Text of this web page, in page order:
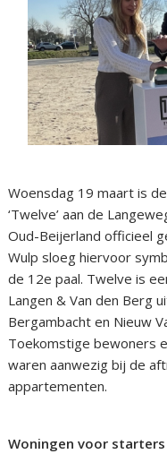
Woensdag 19 maart is
‘Twelve’ aan de
Oud-Beijerland officieel
Wulp sloeg hiervoor
de 12e paal. Twelve is
Langen & Van den Berg
Bergambacht en Nieuw
Toekomstige bewoners
waren aanwezig bij de
appartementen.
Woningen voor